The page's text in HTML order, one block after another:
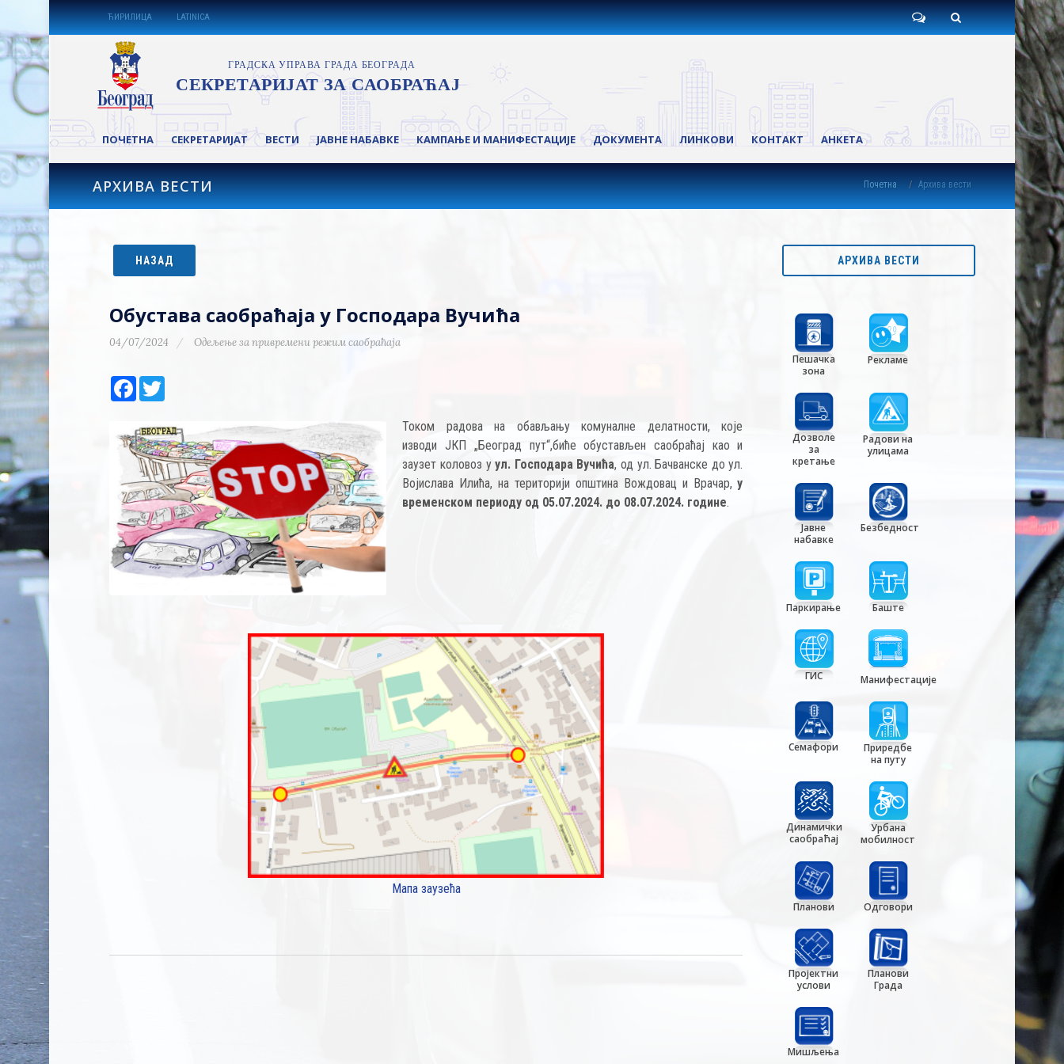
ЋИРИЛИЦА LATINICA
ПОЧЕТНА СЕКРЕТАРИЈАТ ВЕСТИ ЈАВНЕ НАБАВКЕ КАМПАЊЕ И МАНИФЕСТАЦИЈЕ ДОКУМЕНТА ЛИНКОВИ КОНТАКТ АНКЕТА
АРХИВА ВЕСТИ Почетна Архива вести
НАЗАД
Обустава саобраћаја у Господара Вучића
04/07/2024 Одељење за привремени режим саобраћаја
Facebook
Током радова на обављању комуналне делатности, које
изводи ЈКП „Београд пут“,биће обустављен саобраћај као и
заузет коловоз уул. Господара Вучића, од ул. Бачванске до ул.
Војислава Илића, на територији општина Вождовац и Врачар, у
временском периоду од 05.07.2024. до 08.07.2024. године.
Мапа заузећа
АРХИВА ВЕСТИ
Пешачка
зона
Рекламе
Дозволе
за
кретање
Радови на
улицама
Јавне
набавке
Безбедност
Паркирање Баште
ГИС Манифестације
Семафори
Приредбе
на путу
Динамички
саобраћај
Урбана
мобилност
Планови Одговори
Пројектни
услови
Планови
Града
Мишљења